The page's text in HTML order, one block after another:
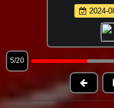
детей –
2024-
6/20